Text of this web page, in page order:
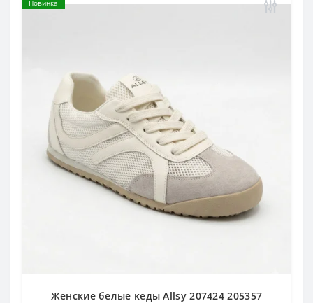
Новинка
Женские белые кеды Allsy 207424 205357